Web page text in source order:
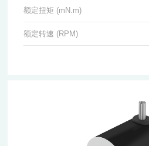
额定扭矩 (mN.m)
额定转速 (RPM)